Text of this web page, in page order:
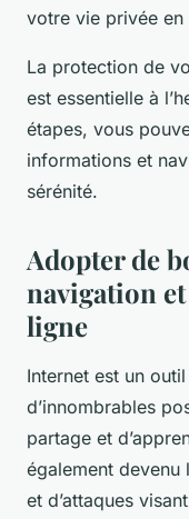
votre vie privée en
La protection de
est essentielle à
étapes, vous
informations et
sérénité.
Adopter de
navigation
ligne
Internet est un
d’innombrables
partage et
également devenu
et d’attaques